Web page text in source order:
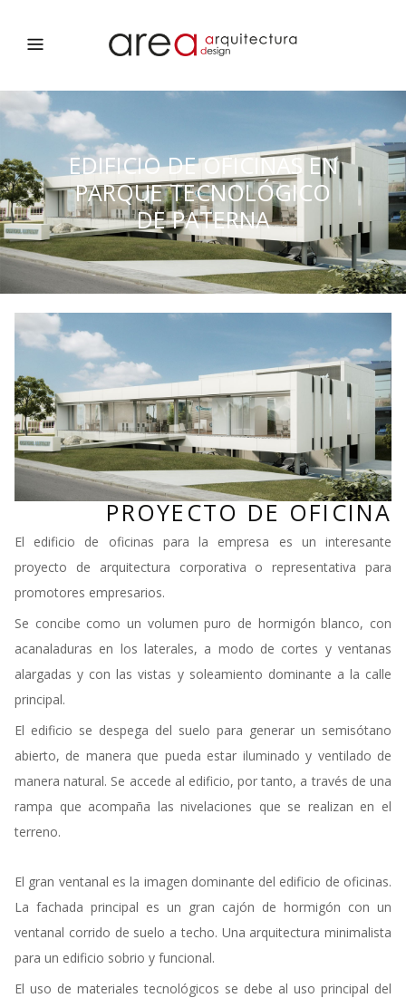
EDIFICIO DE OFICINAS EN
PARQUE TECNOLÓGICO
DE PATERNA
PROYECTO DE OFICINA
El edificio de oficinas para la empresa es un interesante
proyecto de arquitectura corporativa o representativa para
promotores empresarios.
Se concibe como un volumen puro de hormigón blanco, con
acanaladuras en los laterales, a modo de cortes y ventanas
alargadas y con las vistas y soleamiento dominante a la calle
principal.
El edificio se despega del suelo para generar un semisótano
abierto, de manera que pueda estar iluminado y ventilado de
manera natural. Se accede al edificio, por tanto, a través de una
rampa que acompaña las nivelaciones que se realizan en el
terreno.
El gran ventanal es la imagen dominante del edificio de oficinas.
La fachada principal es un gran cajón de hormigón con un
ventanal corrido de suelo a techo. Una arquitectura minimalista
para un edificio sobrio y funcional.
El uso de materiales tecnológicos se debe al uso principal del